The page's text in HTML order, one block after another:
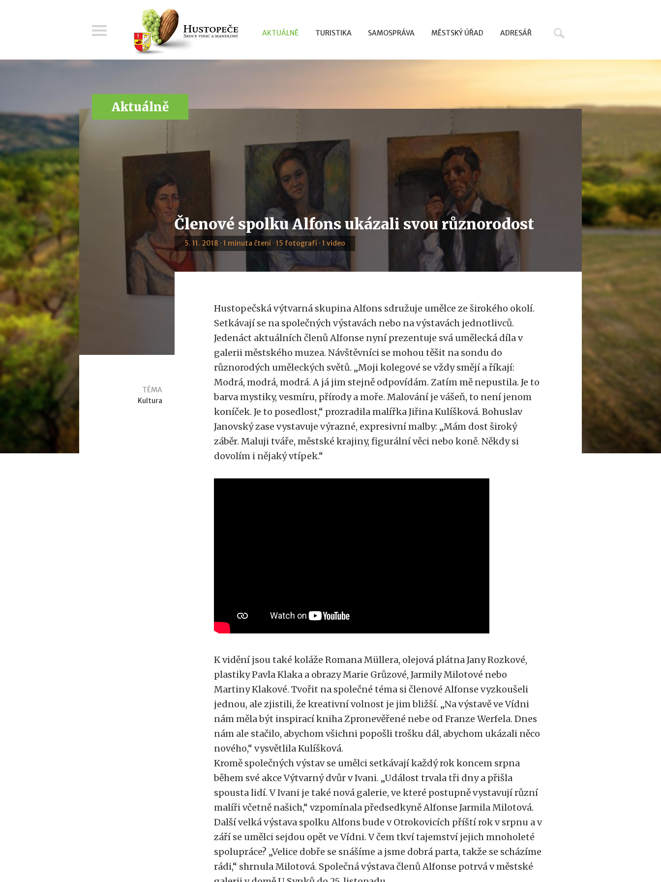
AKTUÁLNĚ TURISTIKA SAMOSPRÁVA MĚSTSKÝ ÚŘAD ADRESÁŘ
Aktuálně
Členové spolku Alfons ukázali svou různorodost
5. 11. 2018 · 1 minuta čtení · 15 fotografí · 1 video
TÉMA
Kultura
Hustopečská výtvarná skupina Alfons sdružuje umělce ze širokého okolí.
Setkávají se na společných výstavách nebo na výstavách jednotlivců.
Jedenáct aktuálních členů Alfonse nyní prezentuje svá umělecká díla v
galerii městského muzea. Návštěvníci se mohou těšit na sondu do
různorodých uměleckých světů. „Moji kolegové se vždy smějí a říkají:
Modrá, modrá, modrá. A já jim stejně odpovídám. Zatím mě nepustila. Je to
barva mystiky, vesmíru, přírody a moře. Malování je vášeň, to není jenom
koníček. Je to posedlost,“ prozradila malířka Jiřina Kulíšková. Bohuslav
Janovský zase vystavuje výrazné, expresivní malby: „Mám dost široký
záběr. Maluji tváře, městské krajiny, figurální věci nebo koně. Někdy si
dovolím i nějaký vtípek.“
K vidění jsou také koláže Romana Müllera, olejová plátna Jany Rozkové,
plastiky Pavla Klaka a obrazy Marie Grůzové, Jarmily Milotové nebo
Martiny Klakové. Tvořit na společné téma si členové Alfonse vyzkoušeli
jednou, ale zjistili, že kreativní volnost je jim bližší. „Na výstavě ve Vídni
nám měla být inspirací kniha Zpronevěřené nebe od Franze Werfela. Dnes
nám ale stačilo, abychom všichni popošli trošku dál, abychom ukázali něco
nového,“ vysvětlila Kulíšková.
Kromě společných výstav se umělci setkávají každý rok koncem srpna
během své akce Výtvarný dvůr v Ivani. „Událost trvala tři dny a přišla
spousta lidí. V Ivani je také nová galerie, ve které postupně vystavují různí
malíři včetně našich,“ vzpomínala předsedkyně Alfonse Jarmila Milotová.
Další velká výstava spolku Alfons bude v Otrokovicích příští rok v srpnu a v
září se umělci sejdou opět ve Vídni. V čem tkví tajemství jejich mnoholeté
spolupráce? „Velice dobře se snášíme a jsme dobrá parta, takže se scházíme
rádi,“ shrnula Milotová. Společná výstava členů Alfonse potrvá v městské